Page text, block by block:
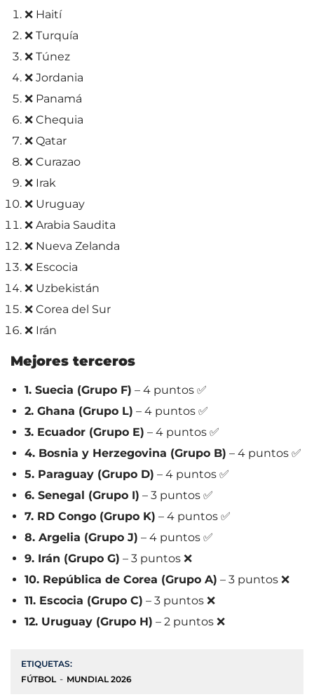
❌ Haití
❌ Turquía
❌ Túnez
❌ Jordania
❌ Panamá
❌ Chequia
❌ Qatar
❌ Curazao
❌ Irak
❌ Uruguay
❌ Arabia Saudita
❌ Nueva Zelanda
❌ Escocia
❌ Uzbekistán
❌ Corea del Sur
❌ Irán
Mejores terceros
1. Suecia (Grupo F) – 4 puntos ✅
2. Ghana (Grupo L) – 4 puntos ✅
3. Ecuador (Grupo E) – 4 puntos ✅
4. Bosnia y Herzegovina (Grupo B) – 4 puntos ✅
5. Paraguay (Grupo D) – 4 puntos ✅
6. Senegal (Grupo I) – 3 puntos ✅
7. RD Congo (Grupo K) – 4 puntos ✅
8. Argelia (Grupo J) – 4 puntos ✅
9. Irán (Grupo G) – 3 puntos ❌
10. República de Corea (Grupo A) – 3 puntos ❌
11. Escocia (Grupo C) – 3 puntos ❌
12. Uruguay (Grupo H) – 2 puntos ❌
ETIQUETAS:
FÚTBOL
MUNDIAL 2026